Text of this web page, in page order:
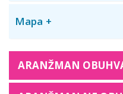
Mapa
ARANŽMAN